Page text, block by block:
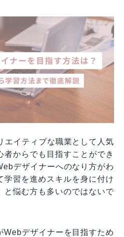
エイティブな職業として人気
者からでも目指すことができ
デザイナーへのなり方がわ
学習を進めスキルを身に付け
と悩む方も多いのではないで
Webデザイナーを目指すため